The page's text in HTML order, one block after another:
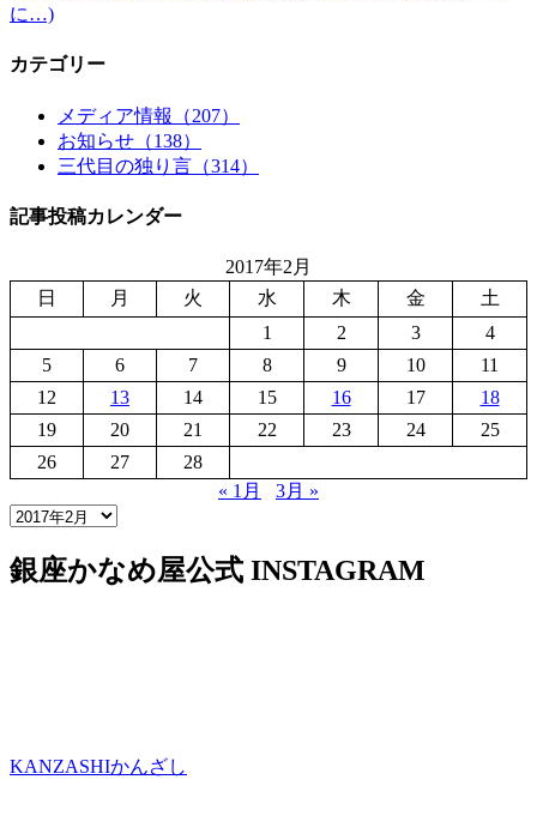
に…)
カテゴリー
メディア情報（207）
お知らせ（138）
三代目の独り言（314）
記事投稿カレンダー
2017年2月
日
月 火 水 木 金
土
1
2 3
4
5
6 7 8 9 10
11
12
13 14 15 16 17
18
19
20 21 22 23 24
25
26
27
28
« 1月
3月 »
銀座かなめ屋公式 INSTAGRAM
KANZASHIかんざし